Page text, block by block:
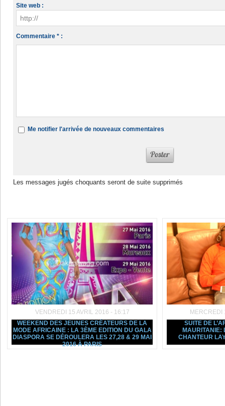
Site web :
Commentaire * :
Me notifier l'arrivée de nouveaux commentaires
Les messages jugés choquants seront de suite supprimés
VENDREDI 15 AVRIL 2016 - 16:17
WEEKEND DES JEUNES CRÉATEURS DE LA
MODE AFRICAINE : LA 3ÈME EDITION DU GALA
DIASPORA SE DÉROULERA LES 27,28 & 29 MAI
2016 À PARIS
MERCREDI
SUITE DE
MAURITANIE:
CHANTEUR